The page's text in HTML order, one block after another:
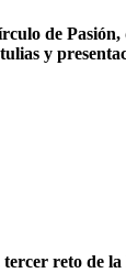
de
y
tercer reto de